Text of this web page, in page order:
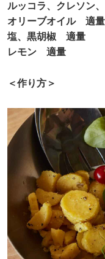
ルッコラ、クレソン
オリーブオイル 適量
塩、黒胡椒 適量
レモン 適量
＜作り方＞